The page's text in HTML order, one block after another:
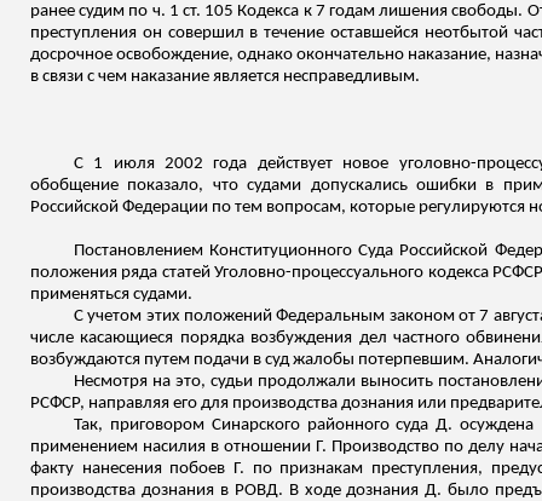
ранее судим по ч. 1 ст. 105 Кодекса к 7 годам лишения свободы.
преступления он совершил в течение оставшейся неотбытой
досрочное освобождение, однако окончательно наказание,
в связи с чем наказание является несправедливым.
С 1 июля 2002 года действует новое уголовно-
обобщение показало, что судами допускались ошибки в
Российской Федерации по тем вопросам, которые
Постановлением Конституционного Суда Российской
положения ряда статей Уголовно-процессуального кодекса
применяться судами.
С учетом этих положений Федеральным законом от 7
числе касающиеся порядка возбуждения дел частного
возбуждаются путем подачи в суд жалобы потерпевшим.
Несмотря на это, судьи продолжали выносить
РСФСР, направляя его для производства дознания или
Так, приговором Синарского районного суда Д.
применением насилия в отношении Г. Производство по делу
факту нанесения побоев Г. по признакам преступления,
производства дознания в РОВД. В ходе дознания Д. было